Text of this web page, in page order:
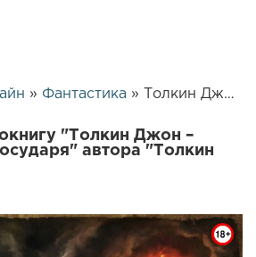
» Фантастика » Толкин Джон – Возвращение Государя | 26349
"Толкин Джон –
автора "Толкин